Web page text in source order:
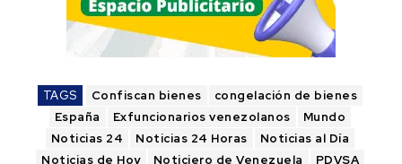
TAGS Confiscan bienes
congelación de bienes
España
Exfuncionarios venezolanos
Mundo
Noticias 24
Noticias 24 Horas
Noticias al Día
Noticias de Hoy
Noticiero de Venezuela
PDVSA